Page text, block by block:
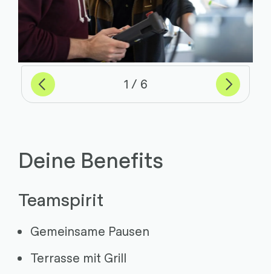
Previous 1 von
6 Weiter
Deine Benefits
Teamspirit
Gemeinsame Pausen
Terrasse mit Grill